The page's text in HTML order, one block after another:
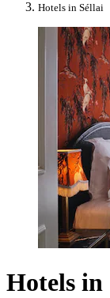
Hotels in Séllai
Hotels in